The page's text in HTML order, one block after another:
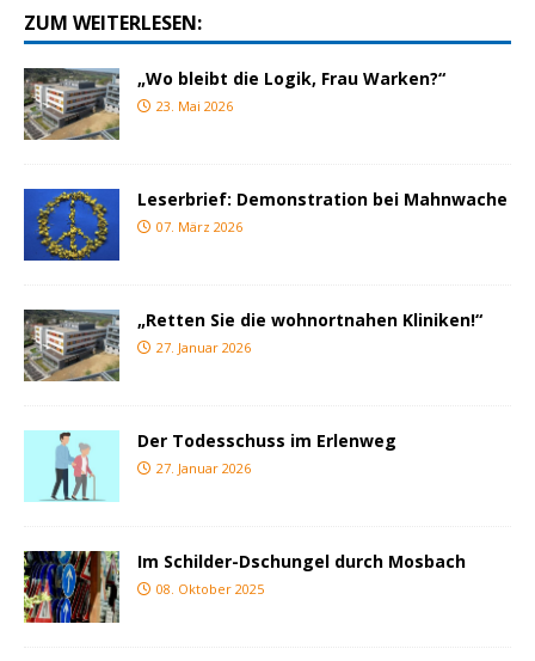
ZUM WEITERLESEN:
„Wo bleibt die Logik, Frau Warken?“
23. Mai 2026
Leserbrief: Demonstration bei Mahnwache
07. März 2026
„Retten Sie die wohnortnahen Kliniken!“
27. Januar 2026
Der Todesschuss im Erlenweg
27. Januar 2026
Im Schilder-Dschungel durch Mosbach
08. Oktober 2025